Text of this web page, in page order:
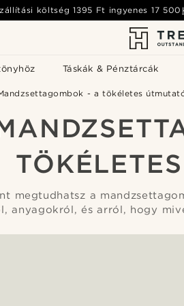
Táskák & Pénztárcák
költség1395 Ft ingyenes 17
- a tökéletes
megtudhatsz a
anyagokról, és arról, hogy